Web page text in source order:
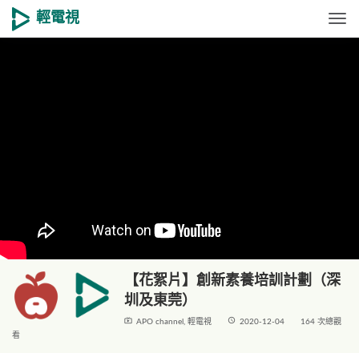
輕電視
【花絮片】創新素養培訓計劃（深
圳及東莞）
live_tv APO channel , 輕電視 access_time 2020-12-04
164 次總觀
看